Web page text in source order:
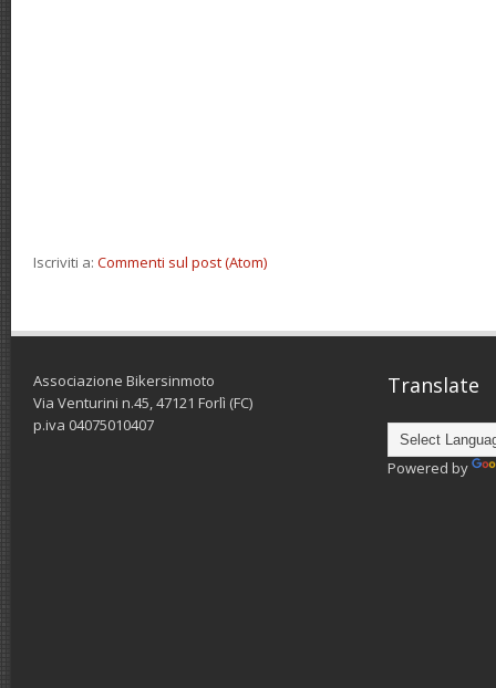
Iscriviti a: Commenti sul post (Atom)
Associazione Bikersinmoto
Via Venturini n.45, 47121 Forlì (FC)
p.iva 04075010407
Translate
Powered by